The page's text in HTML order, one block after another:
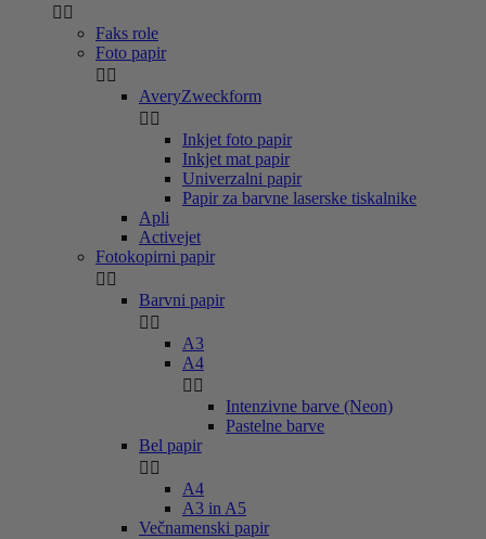
 
Faks role
Foto papir
 
AveryZweckform
 
Inkjet foto papir
Inkjet mat papir
Univerzalni papir
Papir za barvne laserske tiskalnike
Apli
Activejet
Fotokopirni papir
 
Barvni papir
 
A3
A4
 
Intenzivne barve (Neon)
Pastelne barve
Bel papir
 
A4
A3 in A5
Večnamenski papir